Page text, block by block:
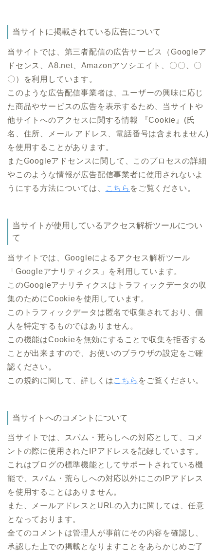
当サイトに掲載されている広告について
当サイトでは、第三者配信の広告サービス（Googleア
ドセンス、A8.net、Amazonアソシエイト、〇〇、〇
〇）を利用しています。
このような広告配信事業者は、ユーザーの興味に応じ
た商品やサービスの広告を表示するため、当サイトや
他サイトへのアクセスに関する情報 『Cookie』(氏
名、住所、メール アドレス、電話番号は含まれません)
を使用することがあります。
またGoogleアドセンスに関して、このプロセスの詳細
やこのような情報が広告配信事業者に使用されないよ
うにする方法については、
こちら をご覧ください。
当サイトが使用しているアクセス解析ツールについ
て
当サイトでは、Googleによるアクセス解析ツール
「Googleアナリティクス」を利用しています。
このGoogleアナリティクスはトラフィックデータの収
集のためにCookieを使用しています。
このトラフィックデータは匿名で収集されており、個
人を特定するものではありません。
この機能はCookieを無効にすることで収集を拒否する
ことが出来ますので、お使いのブラウザの設定をご確
認ください。
この規約に関して、詳しくはこちら をご覧ください。
当サイトへのコメントについて
当サイトでは、スパム・荒らしへの対応として、コメ
ントの際に使用されたIPアドレスを記録しています。
これはブログの標準機能としてサポートされている機
能で、スパム・荒らしへの対応以外にこのIPアドレス
を使用することはありません。
また、メールアドレスとURLの入力に関しては、任意
となっております。
全てのコメントは管理人が事前にその内容を確認し、
承認した上での掲載となりますことをあらかじめご了